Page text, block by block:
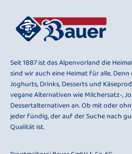
Seit 1887 ist das Alpenvorland die
sind wir auch eine Heimat für alle.
Joghurts, Drinks, Desserts und
vegane Alternativen wie Milchersatz-,
Dessertalternativen an. Ob mit oder
jeder fündig, der auf der Suche nach
Qualität ist.